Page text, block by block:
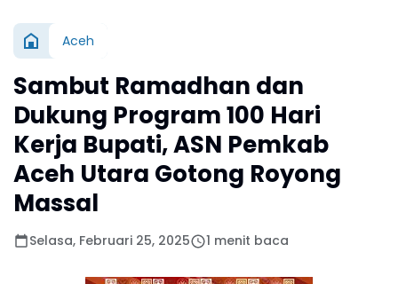
Aceh
Sambut Ramadhan dan
Dukung Program 100 Hari
Kerja Bupati, ASN Pemkab
Aceh Utara Gotong Royong
Massal
Selasa, Februari 25, 2025 1 menit baca